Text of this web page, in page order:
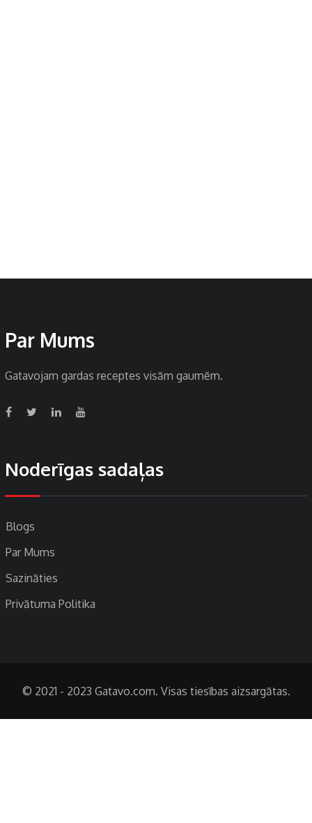
Par Mums
Gatavojam gardas receptes visām gaumēm.
Noderīgas sadaļas
Blogs
Par Mums
Sazināties
Privātuma Politika
© 2021 - 2023 Gatavo.com. Visas tiesības aizsargātas.